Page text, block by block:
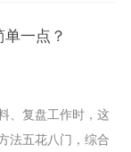
一点？
、复盘工作时，这
法五花八门，综合